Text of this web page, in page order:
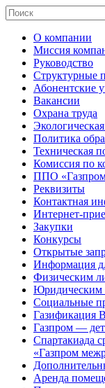
О компании
Миссия
Руководство
Структурные
Абонентские
Вакансии
Охрана труда
Политика
Техническая
Комиссия по
ППО «Газпром
Реквизиты
Контактная
Интернет-
Закупки
Конкурсы
Открытые
Информация
Физическим
Социальные
Газификация
Газпром —
Спартакиада
«Газпром
Аренда